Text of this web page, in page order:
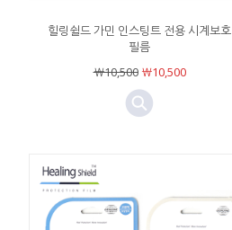
힐링쉴드 가민 인스팅트 전용 시계보호
필름
￦10,500￦10,500